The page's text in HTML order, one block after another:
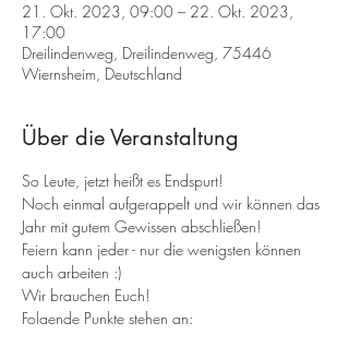
21. Okt. 2023, 09:00 – 22. Okt. 2023,
17:00
Dreilindenweg, Dreilindenweg, 75446
Wiernsheim, Deutschland
Über die Veranstaltung
So Leute, jetzt heißt es Endspurt!
Noch einmal aufgerappelt und wir können das
Jahr mit gutem Gewissen abschließen!
Feiern kann jeder - nur die wenigsten können
auch arbeiten :)
Wir brauchen Euch!
Folgende Punkte stehen an: